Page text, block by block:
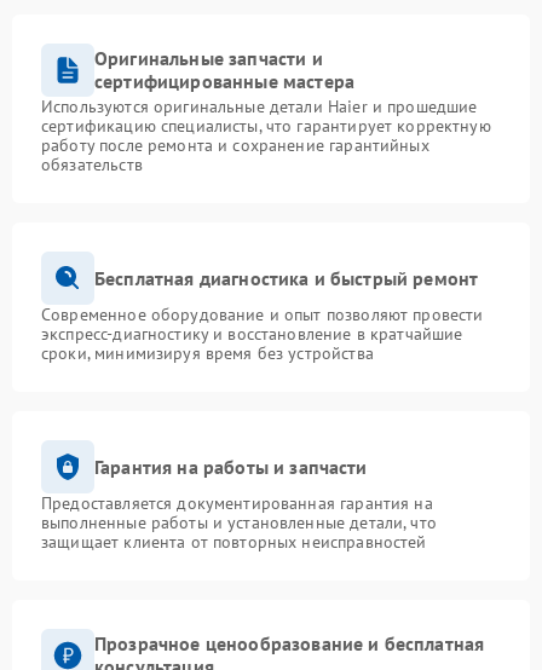
Оригинальные запчасти и
сертифицированные мастера
Используются оригинальные детали Haier и прошедшие
сертификацию специалисты, что гарантирует корректную
работу после ремонта и сохранение гарантийных
обязательств
Бесплатная диагностика и быстрый ремонт
Современное оборудование и опыт позволяют провести
экспресс-диагностику и восстановление в кратчайшие
сроки, минимизируя время без устройства
Гарантия на работы и запчасти
Предоставляется документированная гарантия на
выполненные работы и установленные детали, что
защищает клиента от повторных неисправностей
Прозрачное ценообразование и бесплатная